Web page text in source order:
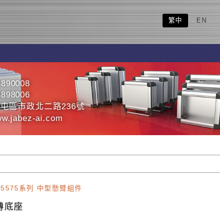
繁中 EN
區市政北二路236號
ai.com
系列 中型懸臂組件
底座